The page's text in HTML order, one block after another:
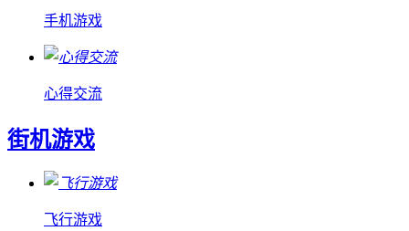
手机游戏
心得交流
街机游戏
飞行游戏